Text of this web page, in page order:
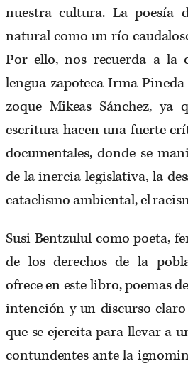
nuestra cultura. La poesía
natural como un río
Por ello, nos recuerda a la
lengua zapoteca Irma
zoque Mikeas Sánchez, ya
escritura hacen una fuerte
documentales, donde se
de la inercia legislativa, la
cataclismo ambiental, el
Susi Bentzulul como poeta,
de los derechos de la
ofrece en este libro, poemas
intención y un discurso
que se ejercita para llevar a
contundentes ante la